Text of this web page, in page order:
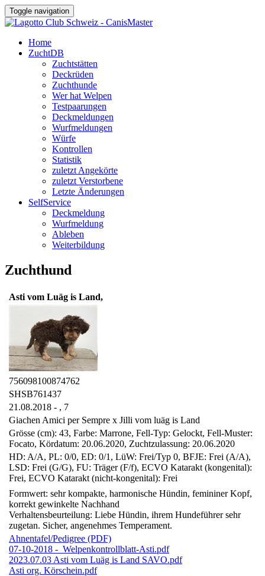
Toggle navigation
Home
ZuchtDB
Zuchtstätten
Deckrüden
Zuchthunde
Wer hat Welpen
Testpaarungen
Deckmeldungen
Wurfmeldungen
Würfe
Kontrollen
Statistik
zuletzt Angekörte
zuletzt Verstorbene
Letzte Änderungen
SelfService
Deckmeldung
Wurfmeldung
Ableben
Weiterbildung
Zuchthund
Asti vom Luäg is Land,
756098100874762
SHSB761437
21.08.2018 - , 7
Giachen Amici per Sempre x Jilli vom luäg is Land
Grösse (cm): 43, Farbe: Marrone, Fell-Typ: Gelockt, Fell-Muster:
Focato, Kördatum: 20.06.2020, Zuchtzulassung: 20.06.2020
HD: A/A, PL: 0/0, ED: 0/1, LüW: Frei/Typ 0, BFJE: Frei (A/A),
LSD: Frei (G/G), FU: Träger (F/f), ECVO Katarakt (kongenital):
Frei, ECVO Katarakt (nicht-kongenital): Frei
Formwert: sehr kompakte, harmonische Hündin, femininer Kopf,
korrekt gewinkelte Nachhand
Verhaltensbeurteilung: Liebe Hündin, ihrem Hundeführer sehr
zugetan. Sicher, angenehmes Temperament.
Ahnentafel/Pedigree (PDF)
07-10-2018 - Welpenkontrollblatt-Asti.pdf
2023.07.03 Asti vom Luäg is Land SAVO.pdf
Asti org. Körschein.pdf